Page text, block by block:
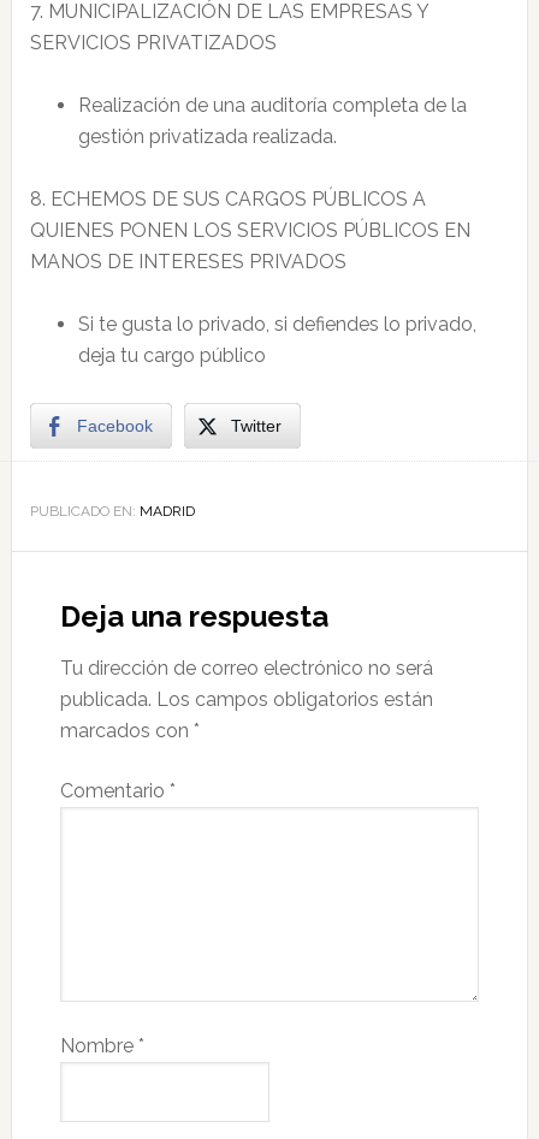
7. MUNICIPALIZACIÓN DE LAS EMPRESAS Y
SERVICIOS PRIVATIZADOS
Realización de una auditoría completa de la
gestión privatizada realizada.
8. ECHEMOS DE SUS CARGOS PÚBLICOS A
QUIENES PONEN LOS SERVICIOS PÚBLICOS EN
MANOS DE INTERESES PRIVADOS
Si te gusta lo privado, si defiendes lo privado,
deja tu cargo público
Facebook Twitter
PUBLICADO EN: MADRID
Deja una respuesta
Tu dirección de correo electrónico no será
publicada. Los campos obligatorios están
marcados con *
Comentario *
Nombre *